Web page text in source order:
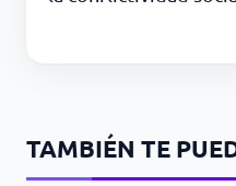
TAMBIÉN TE